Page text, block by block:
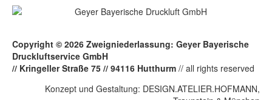
Copyright © 2026 Zweigniederlassung: Geyer Bayerische
Druckluftservice GmbH
// Kringeller Straße 75 // 94116 Hutthurm // all rights reserved
Konzept und Gestaltung: DESIGN.ATELIER.HOFMANN,